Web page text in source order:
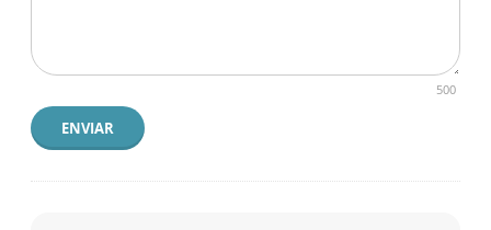
500
ENVIAR